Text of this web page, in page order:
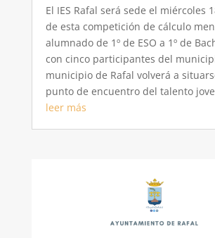
El IES Rafal será sede el miércoles
de esta competición de cálculo
alumnado de 1º de ESO a 1º de
con cinco participantes del
municipio de Rafal volverá a
punto de encuentro del talento
leer más